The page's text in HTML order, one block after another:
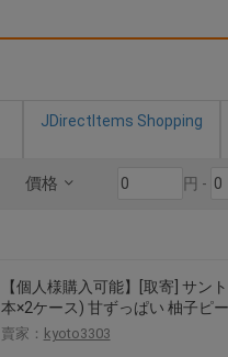
JDirectItems Shopping
價格 円 -
【個人様購入可能】[取寄] サン
本×2ケース) 甘ずっぱい 柚子ピ
賣家： kyoto3303